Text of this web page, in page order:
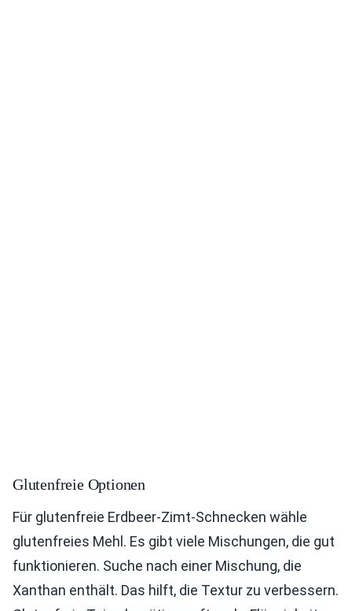
Glutenfreie Optionen
Für glutenfreie Erdbeer-Zimt-Schnecken wähle
glutenfreies Mehl. Es gibt viele Mischungen, die gut
funktionieren. Suche nach einer Mischung, die
Xanthan enthält. Das hilft, die Textur zu verbessern.